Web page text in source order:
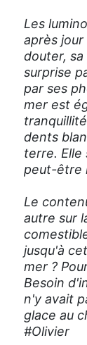
Les
après
douter,
surprise
par ses
mer est
dents
terre. Elle
peut-être
Le
autre sur
jusqu'à
mer ?
Besoin
n'y avait
glace au
#Olivier